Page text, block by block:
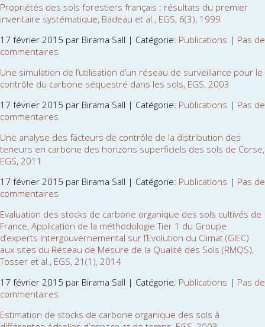
Propriétés des sols forestiers français : résultats du premier
inventaire systématique, Badeau et al., EGS, 6(3), 1999
17 février 2015 par Birama Sall | Catégorie: Publications | Pas de
commentaires
Une simulation de l’utilisation d’un réseau de surveillance pour le
contrôle du carbone séquestré dans les sols, EGS, 2003
17 février 2015 par Birama Sall | Catégorie: Publications | Pas de
commentaires
Une analyse des facteurs de contrôle de la distribution des
teneurs en carbone des horizons superficiels des sols de Corse,
EGS, 2011
17 février 2015 par Birama Sall | Catégorie: Publications | Pas de
commentaires
Evaluation des stocks de carbone organique des sols cultivés de
France, Application de la méthodologie Tier 1 du Groupe
d’experts Intergouvernemental sur l’Evolution du Climat (GIEC)
aux sites du Réseau de Mesure de la Qualité des Sols (RMQS),
Tosser et al., EGS, 21(1), 2014
17 février 2015 par Birama Sall | Catégorie: Publications | Pas de
commentaires
Estimation de stocks de carbone organique des sols à